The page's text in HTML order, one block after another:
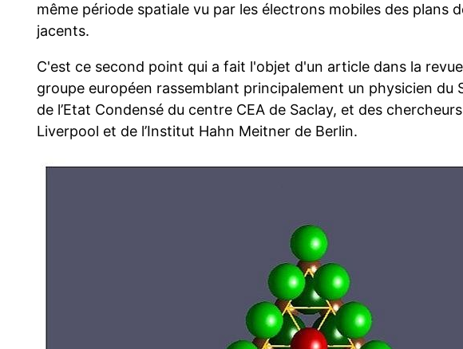
même période spatiale vu par les électrons mobiles des plans
jacents.
C'est ce second point qui a fait l'objet d'un article dans la
groupe européen rassemblant principalement un physicien du
de l’Etat Condensé du centre CEA de Saclay, et des
Liverpool et de l’Institut Hahn Meitner de Berlin.